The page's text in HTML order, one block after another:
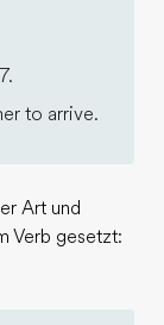
to arrive.
Art und
Verb gesetzt: